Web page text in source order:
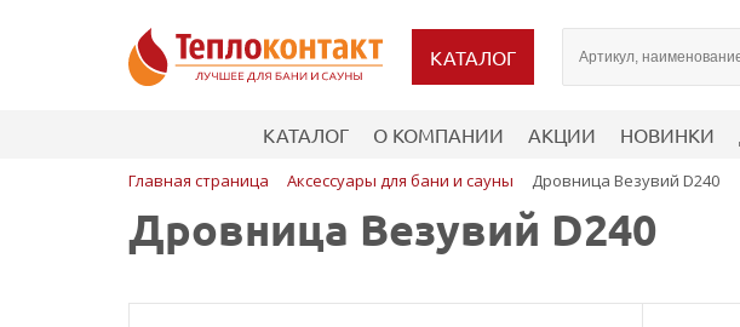
КАТАЛОГ
КАТАЛОГ О КОМПАНИИ АКЦИИ НОВИНКИ
Главная страница Аксессуары для бани и сауны Дровница Везувий D240
Дровница Везувий D240